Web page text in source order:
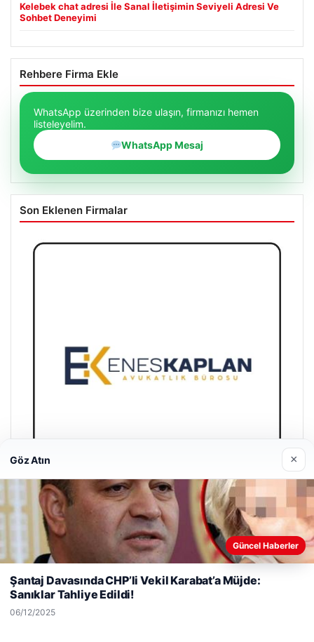
Kelebek chat adresi İle Sanal İletişimin Seviyeli Adresi Ve
Sohbet Deneyimi
Rehbere Firma Ekle
WhatsApp üzerinden bize ulaşın, firmanızı hemen
listeleyelim.
WhatsApp Mesaj
Son Eklenen Firmalar
Enes Kaplan Avukatlık Bürosu
28/04/2026
Web sitemizi nasıl kullandığınızı daha iyi anlayabilmek,
kullanıyoruz.Çerez Politikamız
Göz Atın ×
Güncel Haberler
Şantaj Davasında CHP’li Vekil Karabat’a Müjde:
Sanıklar Tahliye Edildi!
06/12/2025